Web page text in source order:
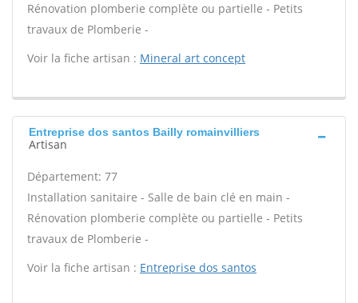
Rénovation plomberie complète ou partielle - Petits
travaux de Plomberie -
Voir la fiche artisan : Mineral art concept
Entreprise dos santos Bailly romainvilliers
Artisan
Département: 77
Installation sanitaire - Salle de bain clé en main -
Rénovation plomberie complète ou partielle - Petits
travaux de Plomberie -
Voir la fiche artisan : Entreprise dos santos